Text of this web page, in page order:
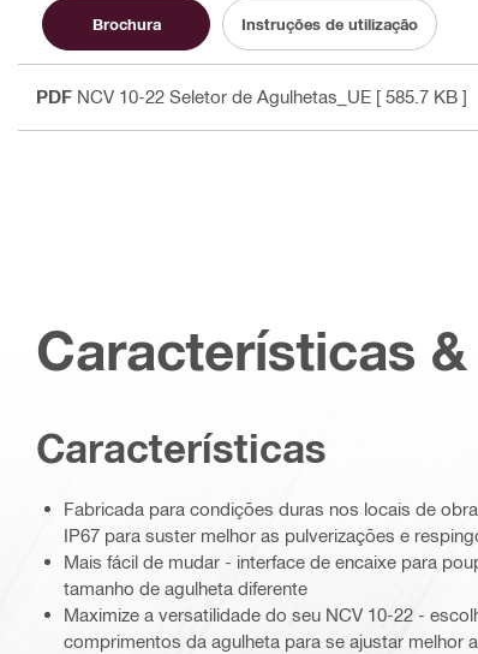
Brochura Instruções de utilização
PDF NCV 10-22 Seletor de Agulhetas_UE [ 585.7 KB ]
Características
Características
Fabricada para condições duras nos locais de
IP67 para suster melhor as pulverizações e
Mais fácil de mudar - interface de encaixe para
tamanho de agulheta diferente
Maximize a versatilidade do seu NCV 10-22 -
comprimentos da agulheta para se ajustar melhor